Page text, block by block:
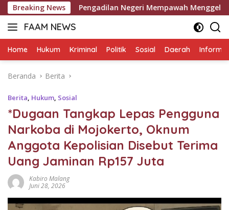
Langsung
ke
konten
Breaking News
Pengadilan Negeri Mempawah Menggelar Sidang Kasus
FAAM NEWS
Mengungkap
Mengawal
Home Hukum Kriminal Politik Sosial Daerah
Beranda Berita
Berita, Hukum, Sosial
*Dugaan Tangkap Lepas Pengguna
Narkoba di Mojokerto, Oknum
Anggota Kepolisian Disebut Terima
Uang Jaminan Rp157 Juta
Kabiro Malang
Juni 28, 2026